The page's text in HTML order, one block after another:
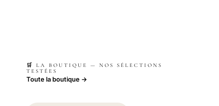
🛒 LA BOUTIQUE — NOS SÉLECTIONS
TESTÉES
Toute la boutique →